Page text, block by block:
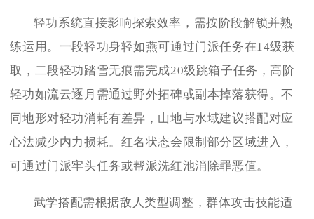
轻功系统直接影响探索效率，需按阶段解锁并熟
练运用。一段轻功身轻如燕可通过门派任务在14级获
取，二段轻功踏雪无痕需完成20级跳箱子任务，高阶
轻功如流云逐月需通过野外拓碑或副本掉落获得。不
同地形对轻功消耗有差异，山地与水域建议搭配对应
心法减少内力损耗。红名状态会限制部分区域进入，
可通过门派牢头任务或帮派洗红池消除罪恶值。
武学搭配需根据敌人类型调整，群体攻击技能适